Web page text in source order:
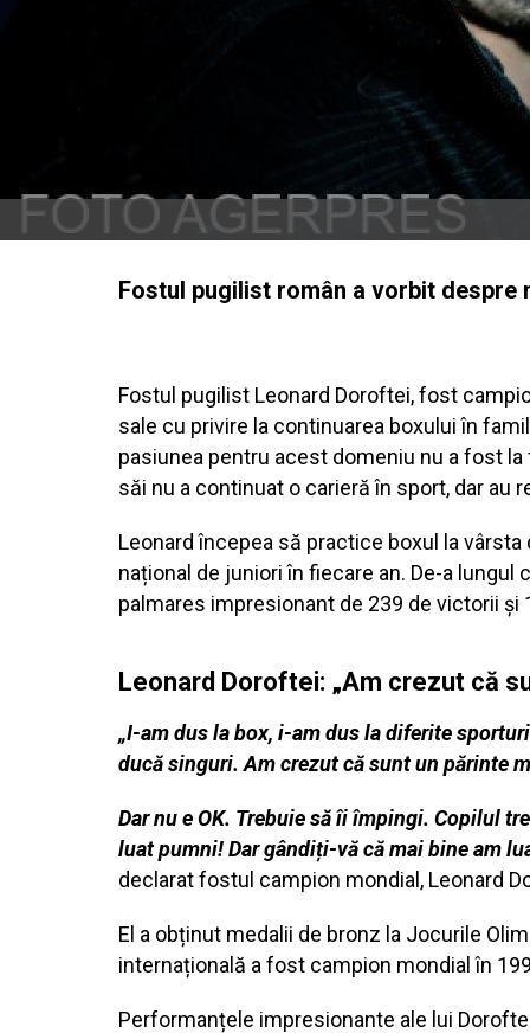
Fostul pugilist român a vorbit
Fostul pugilist Leonard Doroftei, fost
sale cu privire la continuarea boxului în
pasiunea pentru acest domeniu nu a fost
săi nu a continuat o carieră în sport, dar au
Leonard începea să practice boxul la vârsta
național de juniori în fiecare an. De-a
palmares impresionant de 239 de victorii și
Leonard Doroftei: „Am crezut că
„I-am dus la box, i-am dus la diferite
ducă singuri. Am crezut că sunt un părinte
Dar nu e OK. Trebuie să îi împingi. Copilul
luat pumni! Dar gândiți-vă că mai bine am
declarat fostul campion mondial, Leonard
El a obținut medalii de bronz la Jocurile
internațională a fost campion mondial în
Performanțele impresionante ale lui